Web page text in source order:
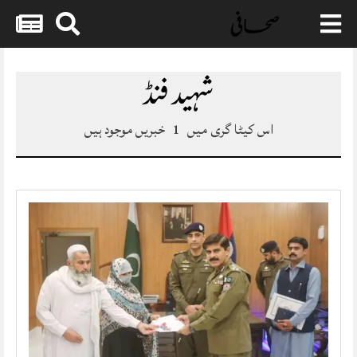
Skip
شہید فنڈاس کیٹا گری میں 1 خبریں موجود ہیں